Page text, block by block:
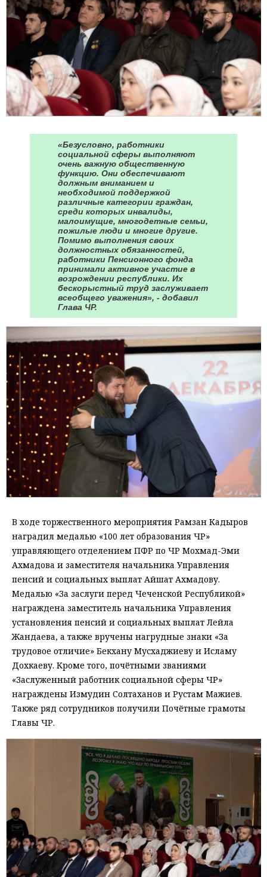
«Безусловно, работники
социальной сферы выполняют
очень важную общественную
функцию. Они обеспечивают
должным вниманием и
необходимой поддержкой
различные категории граждан,
среди которых инвалиды,
малоимущие, многодетные семьи,
пожилые люди и многие другие.
Помимо выполнения своих
должностных обязанностей,
работники Пенсионного фонда
принимали активное участие в
возрождении республики. Их
бескорыстный труд заслуживает
всеобщего уважения», - добавил
Глава ЧР.
В ходе торжественного мероприятия Рамзан Кадыров
наградил медалью «100 лет образования ЧР»
управляющего отделением ПФР по ЧР Мохмад-Эми
Ахмадова и заместителя начальника Управления
пенсий и социальных выплат Айшат Ахмадову.
Медалью «За заслуги перед Чеченской Республикой»
награждена заместитель начальника Управления
установления пенсий и социальных выплат Лейла
Жандаева, а также вручены нагрудные знаки «За
трудовое отличие» Бекхану Мусхаджиеву и Исламу
Дохкаеву. Кроме того, почётными званиями
«Заслуженный работник социальной сферы ЧР»
награждены Измудин Солтаханов и Рустам Мажиев.
Также ряд сотрудников получили Почётные грамоты
Главы ЧР.